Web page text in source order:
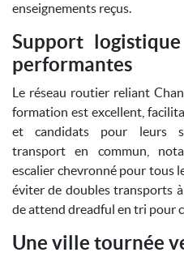
enseignements reçus.
Support
performantes
Le réseau routier reliant
formation est excellent,
et candidats pour leurs
transport en commun,
escalier chevronné pour tous
éviter de doubles transports
de attend dreadful en tri pour
Une ville tournée